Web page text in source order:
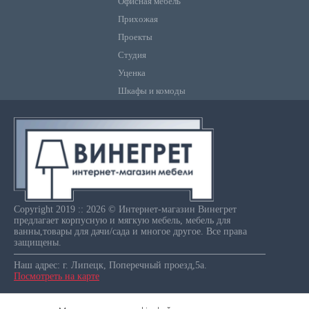
Прихожая
Проекты
Студия
Уценка
Шкафы и комоды
Copyright 2019 :: 2026 © Интернет-магазин Винегрет
предлагает корпусную и мягкую мебель, мебель для
ванны,товары для дачи/сада и многое другое. Все права
защищены.
Наш адрес: г. Липецк, Поперечный проезд,5а.
Посмотреть на карте